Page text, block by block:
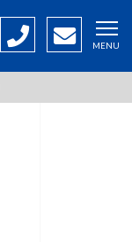
MENU